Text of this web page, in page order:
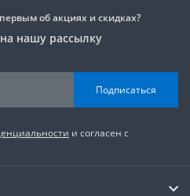
об акциях и скидках?
нашу рассылку
Подписаться
и согласен с